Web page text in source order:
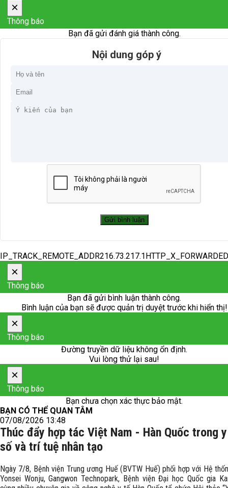
×
Thông báo
Bạn đã gửi đánh giá thành công.
Nội dung góp ý
×
Thông báo
Bạn đã gửi bình luận thành công.
Bình luận của bạn sẽ được quản trị duyệt trước khi hiển thị!
×
Thông báo
Đường truyền dữ liệu không ổn định.
Vui lòng thử lại sau!
×
Thông báo
Bạn chưa chọn xác thực bảo mật.
BẠN CÓ THỂ QUAN TÂM
07/08/2026 13:48
Thúc đẩy hợp tác Việt Nam - Hàn Quốc trong
số và trí tuệ nhân tạo
Ngày 7/8, Bệnh viện Trung ương Huế (BVTW Huế) phối hợp với Hệ
Yonsei Wonju, Gangwon Technopark, Bệnh viện Đại học Quốc gia